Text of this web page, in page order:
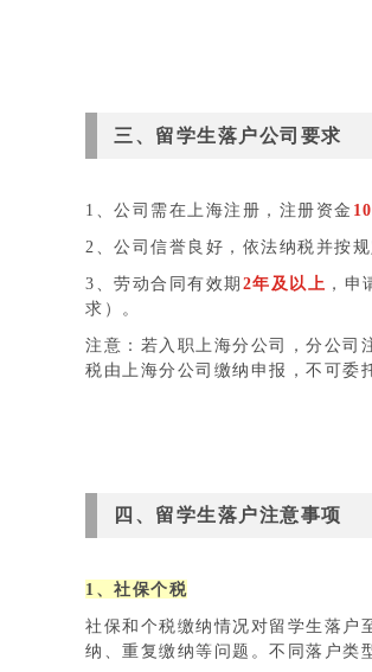
三、留学生落户公司要求
1、公司需在上海注册，注册资金
2、公司信誉良好，依法纳税并按
3、劳动合同有效期 2年及以上 ，申
求）。
注意：若入职上海分公司，分公司
税由上海分公司缴纳申报，不可委
四、留学生落户注意事项
1、社保个税
社保和个税缴纳情况对留学生落户
纳、重复缴纳等问题。不同落户类